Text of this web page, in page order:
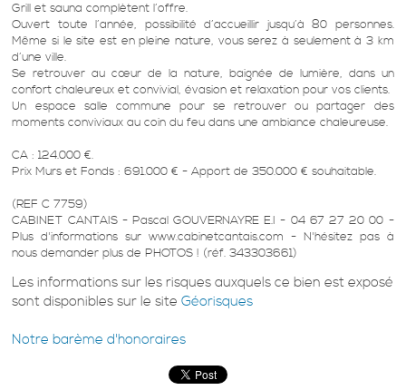
Grill et sauna complètent l’offre.
Ouvert toute l’année, possibilité d’accueillir jusqu’à 80 personnes.
Même si le site est en pleine nature, vous serez à seulement à 3 km
d’une ville.
Se retrouver au cœur de la nature, baignée de lumière, dans un
confort chaleureux et convivial, évasion et relaxation pour vos clients.
Un espace salle commune pour se retrouver ou partager des
moments conviviaux au coin du feu dans une ambiance chaleureuse.
CA : 124.000 €.
Prix Murs et Fonds : 691.000 € - Apport de 350.000 € souhaitable.
(REF C 7759)
CABINET CANTAIS - Pascal GOUVERNAYRE E.I - 04 67 27 20 00 -
Plus d'informations sur www.cabinetcantais.com - N'hésitez pas à
nous demander plus de PHOTOS ! (réf. 343303661)
Les informations sur les risques auxquels ce bien est exposé
sont disponibles sur le siteGéorisques
Notre barème d'honoraires